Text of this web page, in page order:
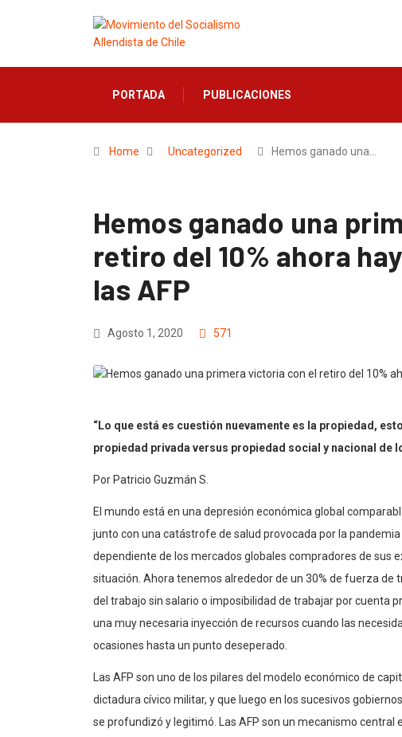
PORTADA PUBLICACIONES
Home Uncategorized Hemos ganado una…
Hemos ganado una
retiro del 10% ahora
las AFP
Agosto 1, 2020 571
“Lo que está es cuestión nuevamente es la propiedad,
propiedad privada versus propiedad social y nacional de
Por Patricio Guzmán S.
El mundo está en una depresión económica global
junto con una catástrofe de salud provocada por la
dependiente de los mercados globales compradores de sus
situación. Ahora tenemos alrededor de un 30% de fuerza de
del trabajo sin salario o imposibilidad de trabajar por cuenta
una muy necesaria inyección de recursos cuando las
ocasiones hasta un punto deseperado.
Las AFP son uno de los pilares del modelo económico de
dictadura cívico militar, y que luego en los sucesivos
se profundizó y legitimó. Las AFP son un mecanismo central